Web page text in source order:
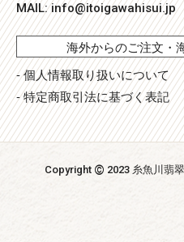
MAIL:info@itoigawahisui.jp
海外からのご注文・
- 個人情報取り扱いについて
- 特定商取引法に基づく表記
Copyright © 2023 糸魚川翡